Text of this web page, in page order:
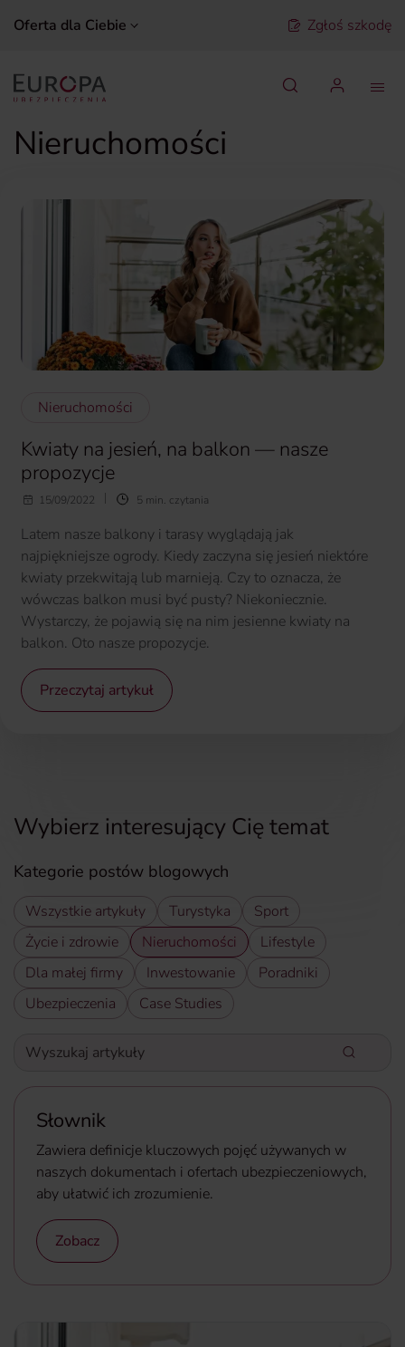
Oferta dla Ciebie Zgłoś szkodę
Nieruchomości
Nieruchomości
Kwiaty na jesień, na balkon — nasze
propozycje
15/09/2022 5 min. czytania
Latem nasze balkony i tarasy wyglądają jak
najpiękniejsze ogrody. Kiedy zaczyna się jesień niektóre
kwiaty przekwitają lub marnieją. Czy to oznacza, że
wówczas balkon musi być pusty? Niekoniecznie.
Wystarczy, że pojawią się na nim jesienne kwiaty na
balkon. Oto nasze propozycje.
Przeczytaj artykuł
Wybierz interesujący Cię temat
Kategorie postów blogowych
Wszystkie artykuły Turystyka
Sport
Życie i zdrowie
Nieruchomości
Lifestyle
Dla małej firmy
Inwestowanie
Poradniki
Ubezpieczenia
Case Studies
Wyszukaj artykuły
Wpisz słowa kluczowe aby wyszukać artykuły
Słownik
Zawiera definicje kluczowych pojęć używanych w
naszych dokumentach i ofertach ubezpieczeniowych,
aby ułatwić ich zrozumienie.
Zobacz